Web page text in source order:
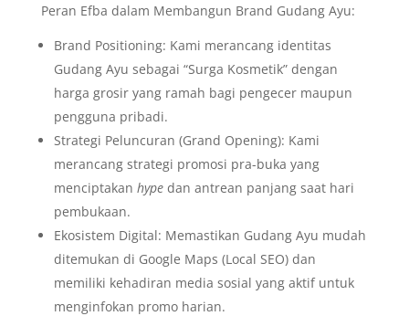
Peran Efba dalam Membangun Brand Gudang Ayu:
Brand Positioning: Kami merancang identitas
Gudang Ayu sebagai “Surga Kosmetik” dengan
harga grosir yang ramah bagi pengecer maupun
pengguna pribadi.
Strategi Peluncuran (Grand Opening): Kami
merancang strategi promosi pra-buka yang
menciptakan hypedan antrean panjang saat hari
pembukaan.
Ekosistem Digital: Memastikan Gudang Ayu mudah
ditemukan di Google Maps (Local SEO) dan
memiliki kehadiran media sosial yang aktif untuk
menginfokan promo harian.